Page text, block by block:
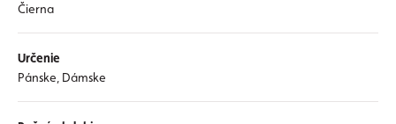
Čierna
Určenie
Pánske, Dámske